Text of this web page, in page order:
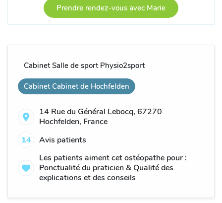
Cabinet Salle de sport Physio2sport
Cabinet Cabinet de Hochfelden
14 Rue du Général Lebocq, 67270
Hochfelden, France
14
Avis patients
Les patients aiment cet ostéopathe pour :
Ponctualité du praticien & Qualité des
explications et des conseils
Prendre rendez-vous avec Marie